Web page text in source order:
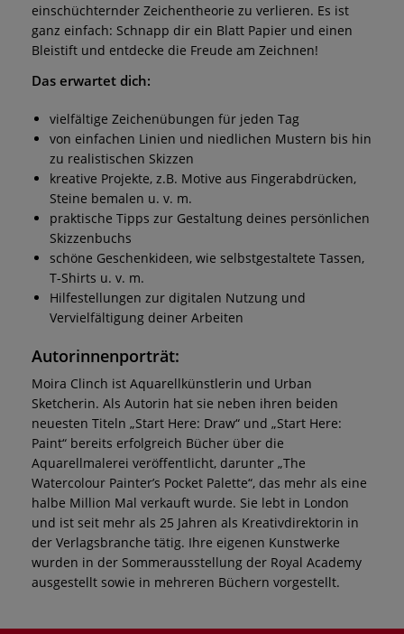
einschüchternder Zeichentheorie zu verlieren. Es ist
ganz einfach: Schnapp dir ein Blatt Papier und einen
Bleistift und entdecke die Freude am Zeichnen!
Das erwartet dich:
vielfältige Zeichenübungen für jeden Tag
von einfachen Linien und niedlichen Mustern bis hin
zu realistischen Skizzen
kreative Projekte, z.B. Motive aus Fingerabdrücken,
Steine bemalen u. v. m.
praktische Tipps zur Gestaltung deines persönlichen
Skizzenbuchs
schöne Geschenkideen, wie selbstgestaltete Tassen,
T-Shirts u. v. m.
Hilfestellungen zur digitalen Nutzung und
Vervielfältigung deiner Arbeiten
Autorinnenporträt:
Moira Clinch ist Aquarellkünstlerin und Urban
Sketcherin. Als Autorin hat sie neben ihren beiden
neuesten Titeln „Start Here: Draw“ und „Start Here:
Paint“ bereits erfolgreich Bücher über die
Aquarellmalerei veröffentlicht, darunter „The
Watercolour Painter’s Pocket Palette“, das mehr als eine
halbe Million Mal verkauft wurde. Sie lebt in London
und ist seit mehr als 25 Jahren als Kreativdirektorin in
der Verlagsbranche tätig. Ihre eigenen Kunstwerke
wurden in der Sommerausstellung der Royal Academy
ausgestellt sowie in mehreren Büchern vorgestellt.